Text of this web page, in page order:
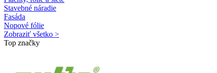
Stavebné náradie
Fasáda
Nopové fólie
Zobraziť všetko >
Top značky